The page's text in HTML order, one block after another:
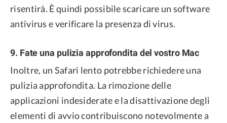
risentirà. È quindi possibile scaricare un software
antivirus e verificare la presenza di virus.
9. Fate una pulizia approfondita del vostro Mac
Inoltre, un Safari lento potrebbe richiedere una
pulizia approfondita. La rimozione delle
applicazioni indesiderate e la disattivazione degli
elementi di avvio contribuiscono notevolmente a